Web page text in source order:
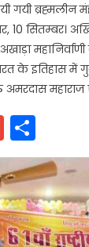
गयी ब्रह्मलीन
10 सितम्बर।
के इतिहास में
अमरदास
Gmail